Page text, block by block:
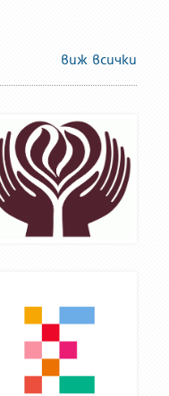
виж всички